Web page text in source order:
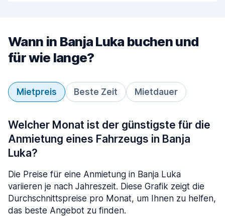
Wann in Banja Luka buchen und
für wie lange?
Mietpreis Beste Zeit Mietdauer
Welcher Monat ist der günstigste für die
Anmietung eines Fahrzeugs in Banja
Luka?
Die Preise für eine Anmietung in Banja Luka
variieren je nach Jahreszeit. Diese Grafik zeigt die
Durchschnittspreise pro Monat, um Ihnen zu helfen,
das beste Angebot zu finden.